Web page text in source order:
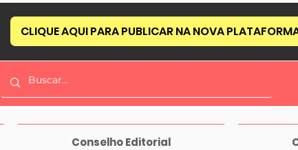
CLIQUE AQUI PARA PUBLICAR NA NOVA
Conselho Editorial